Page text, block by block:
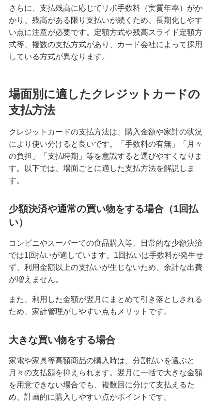
クレジットカードを英語で言うと？海外旅行で使
える基本フレーズをまとめて紹介
iDとクレジットカードの違いは？ポイント還元率
を高める方法も紹介
海外旅行におすすめのクレジットカードとは？選
ぶポイントや注意点を解説
高校生はクレジットカードに申し込めない！カー
ドを持つための代替手段と注意点を解説
【初心者必見】クレジットカードのメリットとデ
メリット、利用時の注意点を解説
数料の有無や注意点も解説
スや審査に通るためのポイントを解説
クレジットカードのブラックカードとは？持つ条
件や入手方法を解説
プラチナカードとは？メリット・デメリットや年
収等の条件、申込方法を解説
クレジットカードのキャッシングとは？利用方法
や返済方法、注意点を解説
クレジットカードのおすすめ国際ブランドは？そ
れぞれの特徴と選び方を解説
さらに、支払残高に応じてリボ手数料（実質年率）がか
かり、残高がある限り支払いが続くため、長期化しやす
い点に注意が必要です。定額方式や残高スライド定額方
式等、複数の支払方式があり、カード会社によって採用
している方式が異なります。
場面別に適したクレジットカードの
支払方法
クレジットカードの支払方法は、購入金額や家計の状況
により使い分けると良いです。「手数料の有無」「月々
の負担」「支払時期」等を意識すると選びやすくなりま
す。以下では、場面ごとに適した支払方法を解説しま
す。
少額決済や通常の買い物をする場合（1回払
い）
コンビニやスーパーでの食品購入等、日常的な少額決済
では1回払いが適しています。1回払いは手数料が発生せ
ず、利用金額以上の支払いが生じないため、余計な出費
が増えません。
また、利用した金額が翌月にまとめて引き落としされる
ため、家計管理がしやすい点もメリットです。
大きな買い物をする場合
家電や家具等高額商品の購入時は、分割払いを選ぶと
月々の支払額を抑えられます。翌月に一括で大きな金額
を用意できない場合でも、複数回に分けて支払えるた
め、計画的に購入しやすい点がポイントです。